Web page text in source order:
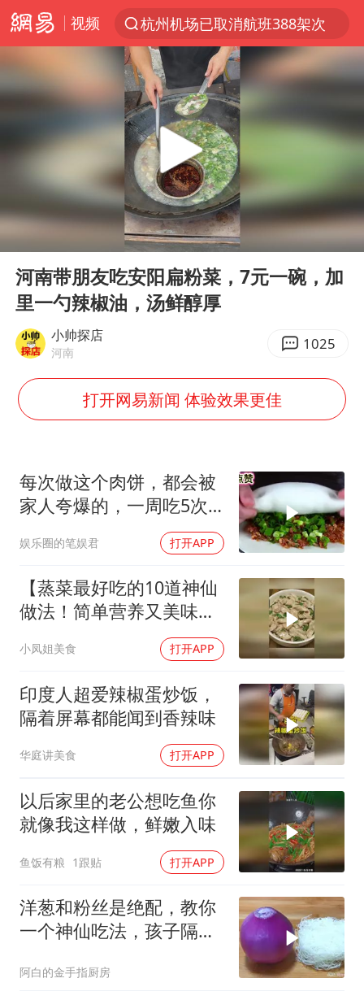
视频
杭州机场已取消航班388架次
上半年我国经营主体结构持续优化
白海豚将给京津冀带来大暴雨
《披荆斩棘2026》阵容官宣
国足U17与阿森纳决赛取消 并列冠军
女子发现前夫婚内与第三者育子
王艺迪无缘横滨赛决赛
2025年小学教师减少13.19万
王艺迪2-4不敌张本美和止步4强
以军士兵把枪口对准中国记者
《龙餐馆》 冲奖
挡“张雪机车”民进党当局怕什么
灌溉水坝被隔成鱼塘 村民投诉20余年
萌娃帮爷爷脱玉米 卖力干活超可爱
奋力开创中国式现代化建设新局面
Play
河南带朋友吃安阳扁粉菜，7元一碗，加
里一勺辣椒油，汤鲜醇厚
小帅探店
河南 1025
打开网易新闻 体验效果更佳
每次做这个肉饼，都会被
家人夸爆的，一周吃5次
都不觉得腻，千万别错过
娱乐圈的笔娱君 打开APP
【蒸菜最好吃的10道神仙
做法！简单营养又美味！
小凤姐美食 打开APP
印度人超爱辣椒蛋炒饭，
隔着屏幕都能闻到香辣味
华庭讲美食 打开APP
以后家里的老公想吃鱼你
就像我这样做，鲜嫩入味
鱼饭有粮 1跟贴 打开APP
洋葱和粉丝是绝配，教你
一个神仙吃法，孩子隔三
阿白的金手指厨房